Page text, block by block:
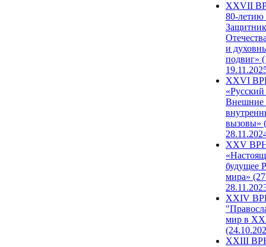
ХХVII
80-
и
подвиг»
XXVI
Внешние
вызовы»
XXV
будущее
мира»
XXIV
мир в
XXIII